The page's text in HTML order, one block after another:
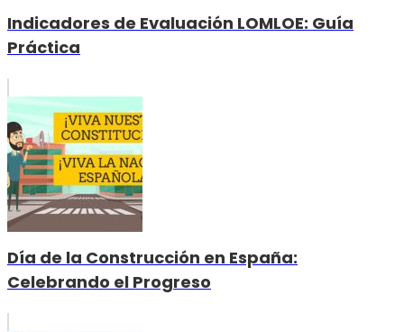
Indicadores de Evaluación LOMLOE: Guía
Práctica
Día de la Construcción en España:
Celebrando el Progreso